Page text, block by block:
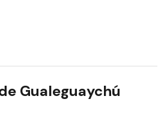
Gualeguaychú